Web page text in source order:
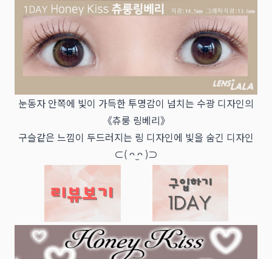
눈동자 안쪽에 빛이 가득한 투명감이 넘치는 수광 디자인의
《츄룽 링베리》
구슬같은 느낌이 두드러지는 링 디자인에 빛을 숨긴 디자인
⊂( ᴖ ̫ᴖ )⊃